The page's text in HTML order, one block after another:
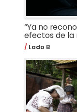
“Ya no
efectos de la
Lado B